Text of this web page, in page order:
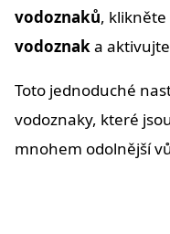
vodoznaků, klikněte
vodoznaka aktivujte
Toto jednoduché
vodoznaky, které
mnohem odolnější